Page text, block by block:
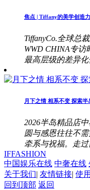
焦点 | Tiffany的美学创造
TiffanyCo.全球总
WWD CHINA专
最高层级的差异化
月下之情 相系不变 探索
2026半岛精品店
圆与感恩往往不
牵系与祝福。走过
IFFASHION
中国娱乐在线 中奢在线
关于我们| 友情链接| 使
回到顶部 返回